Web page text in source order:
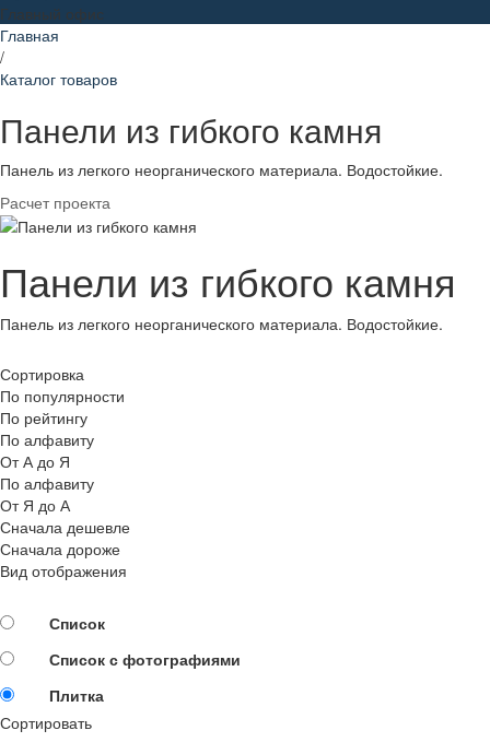
Главный офис
Главная
/
Каталог товаров
Панели из гибкого камня
Панель из легкого неорганического материала. Водостойкие.
Расчет проекта
Панели из гибкого камня
Панель из легкого неорганического материала. Водостойкие.
Сортировка
По популярности
По рейтингу
По алфавиту
От А до Я
По алфавиту
От Я до А
Сначала дешевле
Сначала дороже
Вид отображения
Список
Список с фотографиями
Плитка
Сортировать